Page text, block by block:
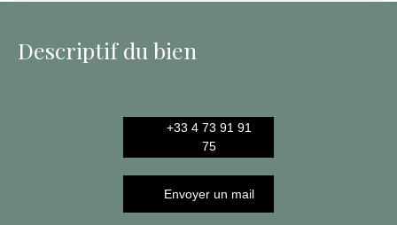
Descriptif du bien
+33 4 73 91 91
75
Envoyer un mail